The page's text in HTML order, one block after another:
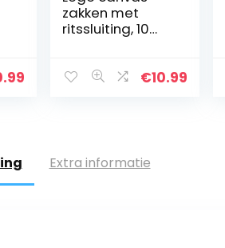
zakken met
ritssluiting, 10
doe-het-zelf
€10.99
Extra informatie